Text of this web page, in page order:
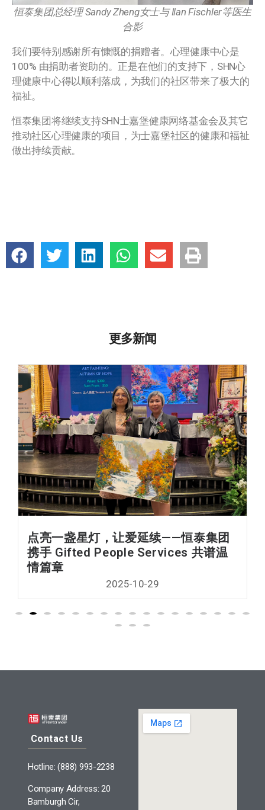
恒泰集团总经理 Sandy Zheng女士与 Ilan Fischler等医生
合影
我们要特别感谢所有慷慨的捐赠者。心理健康中心是
100% 由捐助者资助的。正是在他们的支持下，SHN心
理健康中心得以顺利落成，为我们的社区带来了极大的
福祉。
恒泰集团将继续支持SHN士嘉堡健康网络基金会及其它
推动社区心理健康的项目，为士嘉堡社区的健康和福祉
做出持续贡献。
更多新闻
点亮一盏星灯，让爱延续——恒泰集团
携手 Gifted People Services 共谱温
情篇章
2025-10-29
Contact Us
Hotline: (888) 993-2238
Company Address: 20
Bamburgh Cir,